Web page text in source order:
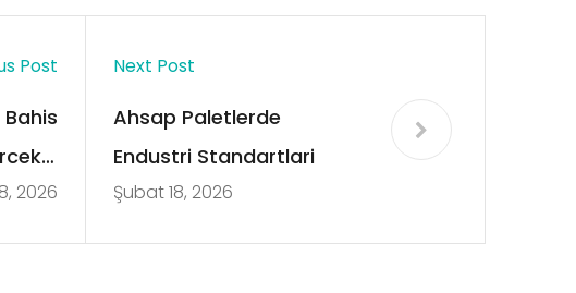
Post
2026
Next Post
Ahsap Paletlerde
Endustri Standartlari
Şubat 18, 2026